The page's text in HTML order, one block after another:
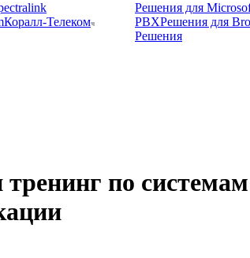
Коралл-Телеком
Решения для
PBXРешения для
Решения
тренинг по